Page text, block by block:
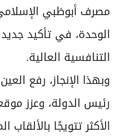
مصرف أبوظبي
الوحدة، في تأكيد
التنافسية العالية.
رئيس الدولة، وعزز
الأكثر تتويجًا بالألقاب